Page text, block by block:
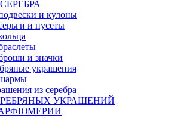
и кулоны
и пусеты
и значки
украшения
из серебра
УКРАШЕНИЙ